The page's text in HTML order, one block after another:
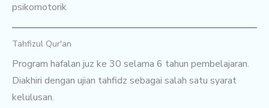
psikomotorik
Tahfizul Qur'an
Program hafalan juz ke 30 selama 6 tahun pembelajaran.
Diakhiri dengan ujian tahfidz sebagai salah satu syarat
kelulusan.